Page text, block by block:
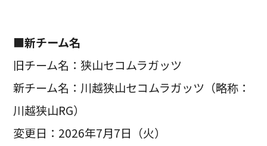
■新チーム名
旧チーム名：狭山セコムラガッツ
新チーム名：川越狭山セコムラガッツ（略称：
川越狭山RG）
変更日：2026年7月7日（火）